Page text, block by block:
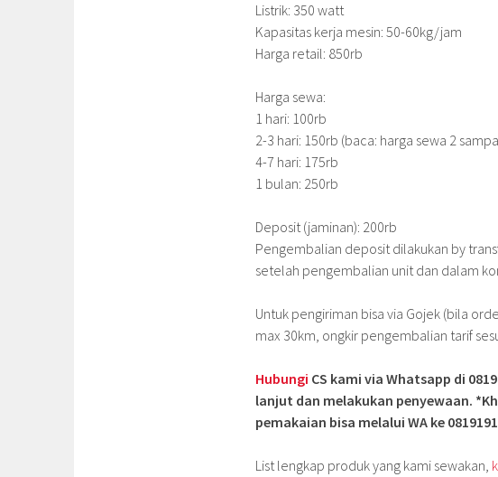
Listrik: 350 watt
Kapasitas kerja mesin: 50-60kg/jam
Harga retail: 850rb
Harga sewa:
1 hari: 100rb
2-3 hari: 150rb (baca: harga sewa 2
4-7 hari: 175rb
1 bulan: 250rb
Deposit (jaminan): 200rb
Pengembalian deposit dilakukan by
setelah pengembalian unit dan dalam
Untuk pengiriman bisa via Gojek (bila
max 30km, ongkir pengembalian tarif
Hubungi CS kami via Whatsapp di
lanjut dan melakukan penyewaan.
pemakaian bisa melalui WA ke
List lengkap produk yang kami sewakan,